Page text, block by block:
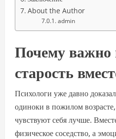
About the Author
admin
Почему важно
старость
Психологи уже давно
одиноки в пожилом
чувствуют себя лучше.
физическое соседство, а